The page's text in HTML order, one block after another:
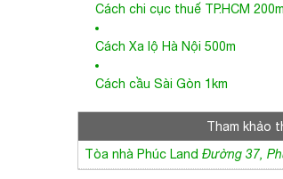
Cách chi cục thuế TP.HCM 200m
Cách Xa lộ Hà Nội 500m
Cách cầu Sài Gòn 1km
Tham khảo
Tòa nhà Phúc Land Đường 37,